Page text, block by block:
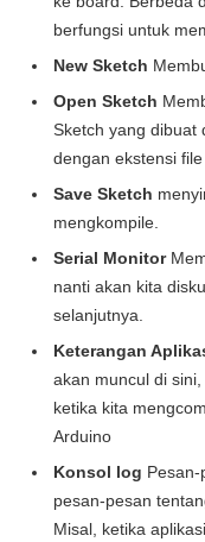
berfungsi untuk
New Sketch
Open Sketch
Sketch yang dibuat
dengan ekstensi
Save Sketch
mengkompile.
Serial Monitor
nanti akan kita
selanjutnya.
Keterangan
akan muncul di sini,
ketika kita
Arduino
Konsol log
pesan-pesan
Misal, ketika